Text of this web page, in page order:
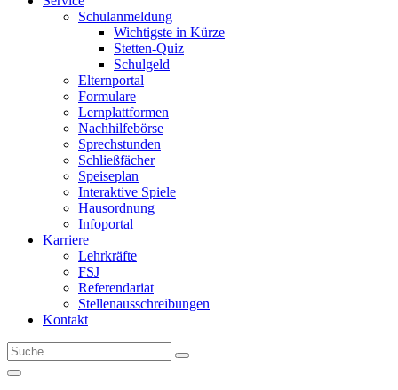
Schulanmeldung
Wichtigste in Kürze
Stetten-Quiz
Schulgeld
Elternportal
Formulare
Lernplattformen
Nachhilfebörse
Sprechstunden
Schließfächer
Speiseplan
Interaktive Spiele
Hausordnung
Infoportal
Karriere
Lehrkräfte
FSJ
Referendariat
Stellenausschreibungen
Kontakt